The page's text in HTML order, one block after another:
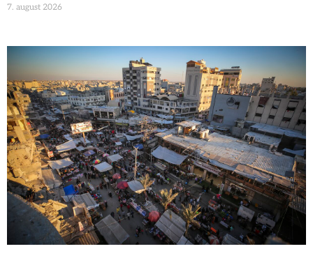
7. august 2026